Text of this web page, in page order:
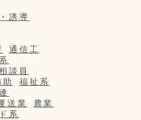
誘導
通信工
談員
福祉系
送業
農業
系